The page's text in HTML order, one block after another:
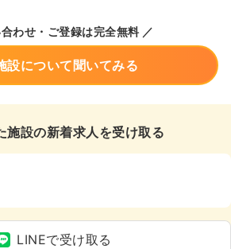
わせ・ご登録は完全無料 ／
設について聞いてみる
施設の新着求人を受け取る
LINEで受け取る